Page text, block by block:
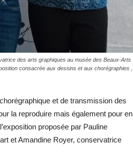
des arts graphiques au musée des Beaux-Arts
consacrée aux dessins et aux chorégraphies ,
et de transmission des
la reproduire mais également pour en
proposée par Pauline
et Amandine Royer, conservatrice